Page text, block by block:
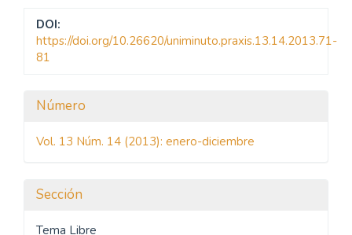
DOI:
https://doi.org/10.26620/uniminuto.praxis.13.14.2013.71-
81
Detalles
del
Número
Vol. 13 Núm. 14 (2013): enero-diciembre
Sección
Tema Libre